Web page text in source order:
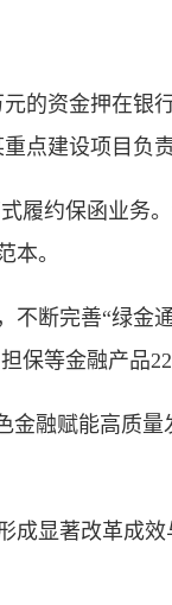
资金押在银
点建设项目负
约保函业务
本。
完善“绿金
保等金融产品
融赋能高质量
显著改革成效